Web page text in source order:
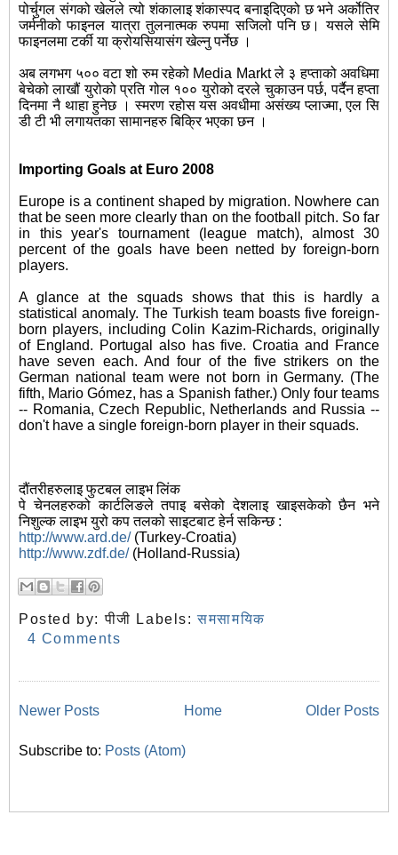
पोर्चुगल संगको खेलले त्यो शंकालाइ शंकास्पद बनाइदिएको छ भने अर्कोतिर
जर्मनीको फाइनल यात्रा तुलनात्मक रुपमा सजिलो पनि छ। यसले सेमि
फाइनलमा टर्की या क्रोयसियासंग खेल्नु पर्नेछ ।
अब लगभग ५०० वटा शो रुम रहेको Media Markt ले ३ हप्ताको अवधिमा
बेचेको लाखौं युरोको प्रति गोल १०० युरोको दरले चुकाउन पर्छ, पर्दैन हप्ता
दिनमा नै थाहा हुनेछ । स्मरण रहोस यस अवधीमा असंख्य प्लाज्मा, एल सि
डी टी भी लगायतका सामानहरु बिक्रि भएका छन ।
Importing Goals at Euro 2008
Europe is a continent shaped by migration. Nowhere can
that be seen more clearly than on the football pitch. So far
in this year's tournament (league match), almost 30
percent of the goals have been netted by foreign-born
players.
A glance at the squads shows that this is hardly a
statistical anomaly. The Turkish team boasts five foreign-
born players, including Colin Kazim-Richards, originally
of England. Portugal also has five. Croatia and France
have seven each. And four of the five strikers on the
German national team were not born in Germany. (The
fifth, Mario Gómez, has a Spanish father.) Only four teams
-- Romania, Czech Republic, Netherlands and Russia --
don't have a single foreign-born player in their squads.
दौंतरीहरुलाइ फुटबल लाइभ लिंक
पे चेनलहरुको कार्टलिङले तपाइ बसेको देशलाइ खाइसकेको छैन भने
निशुल्क लाइभ युरो कप तलको साइटबाट हेर्न सकिन्छ :
http://www.ard.de/(Turkey-Croatia)
http://www.zdf.de/(Holland-Russia)
Posted by:पीजी Labels:समसामयिक
4 Comments
Newer Posts Older Posts
Home
Subscribe to: Posts (Atom)